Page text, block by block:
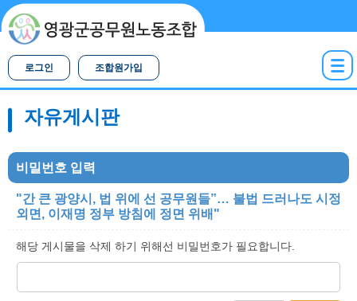
로그인 조합원가입
자유게시판
비밀번호 입력
"간 큰 광양시, 법 위에 선 공무원들”… 불법 드러나도 시정
외면, 이재명 정부 방침에 정면 위배"
해당 게시물을 삭제 하기 위해선 비밀번호가 필요합니다.